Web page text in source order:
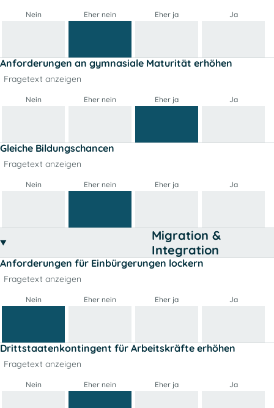
Nein Eher nein Eher ja Ja
Anforderungen an gymnasiale Maturität erhöhen
Fragetext anzeigen
Nein Eher nein Eher ja Ja
Gleiche Bildungschancen
Fragetext anzeigen
Nein Eher nein Eher ja Ja
Migration &
Integration
Anforderungen für Einbürgerungen lockern
Fragetext anzeigen
Nein Eher nein Eher ja Ja
Drittstaatenkontingent für Arbeitskräfte erhöhen
Fragetext anzeigen
Nein Eher nein Eher ja Ja